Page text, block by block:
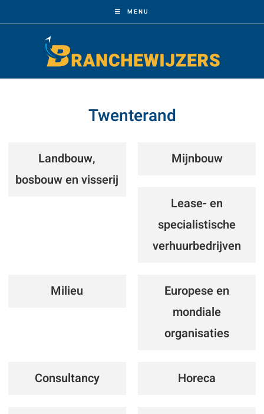
MENU
Twenterand
Landbouw,
bosbouw en visserij
Mijnbouw
Lease- en
specialistische
verhuurbedrijven
Milieu
Europese en
mondiale
organisaties
Consultancy Horeca